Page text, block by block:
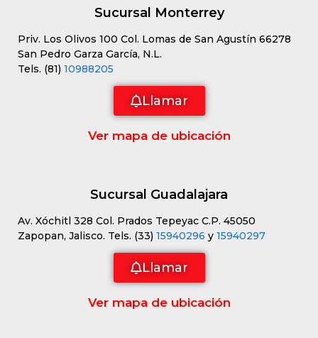
Sucursal Monterrey
Priv. Los Olivos 100 Col. Lomas de San Agustín 66278
San Pedro Garza García, N.L.
Tels. (81) 10988205
Llamar
Ver mapa de ubicación
Sucursal Guadalajara
Av. Xóchitl 328 Col. Prados Tepeyac C.P. 45050
Zapopan, Jalisco. Tels. (33) 15940296 y 15940297
Llamar
Ver mapa de ubicación